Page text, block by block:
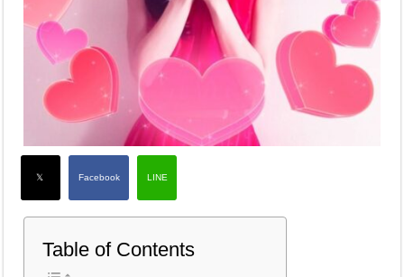
Table of Contents